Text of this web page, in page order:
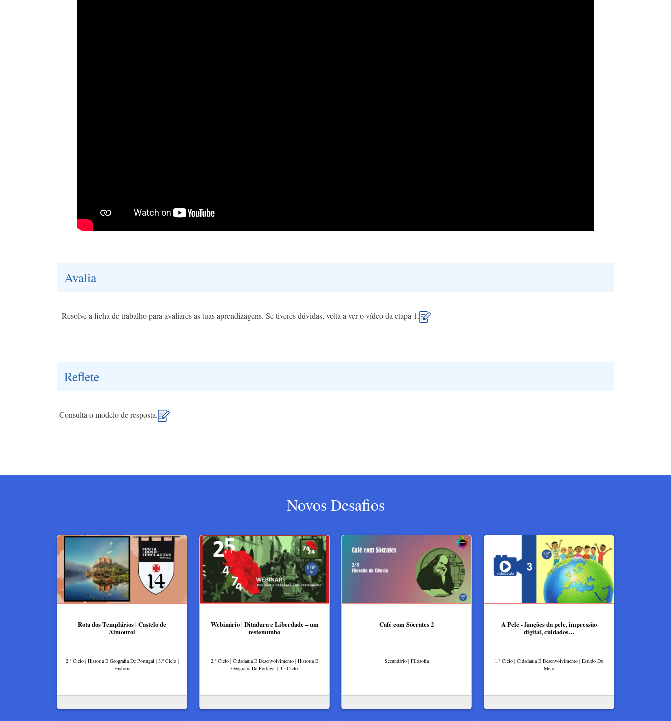
Avalia
Resolve a ficha de trabalho para avaliares as tuas aprendizagens. Se tiveres dúvidas, volta a ver o vídeo da etapa 1.
Reflete
Consulta o modelo de resposta.
Novos Desafios
Rota dos Templários | Castelo de
Almourol
2.º Ciclo | História E Geografia De Portugal | 3.º Ciclo |
História
Webinário | Ditadura e Liberdade – um
testemunho
2.º Ciclo | Cidadania E Desenvolvimento | História E
Geografia De Portugal | 3.º Ciclo
Café com Sócrates 2
Secundário | Filosofia
A Pele - funções da pele, impressão
digital, cuidados…
1.º Ciclo | Cidadania E Desenvolvimento | Estudo Do
Meio